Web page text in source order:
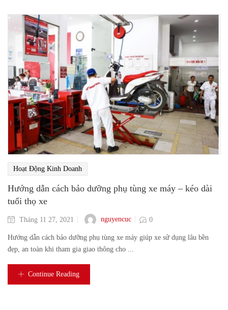
Hoạt Động Kinh Doanh
Hướng dẫn cách bảo dưỡng phụ tùng xe máy – kéo dài
tuổi thọ xe
Tháng 11 27, 2021 nguyencuc 0
Hướng dẫn cách bảo dưỡng phụ tùng xe máy giúp xe sử dụng lâu bền
đẹp, an toàn khi tham gia giao thông cho ...
Continue Reading